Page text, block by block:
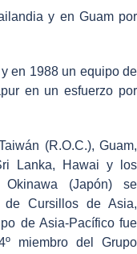
y en Guam por
en 1988 un equipo de
en un esfuerzo por
(R.O.C.), Guam,
Lanka, Hawai y los
(Japón) se
de Cursillos de Asia,
de Asia-Pacífico fue
miembro del Grupo